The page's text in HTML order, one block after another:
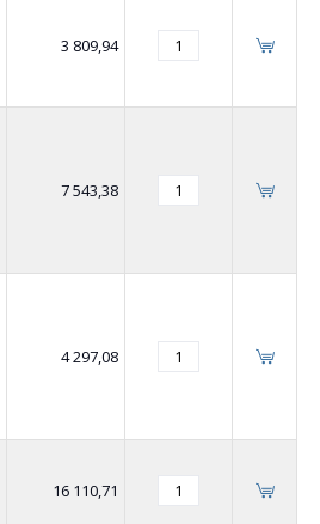
3 809,94
7 543,38
4 297,08
16 110,71